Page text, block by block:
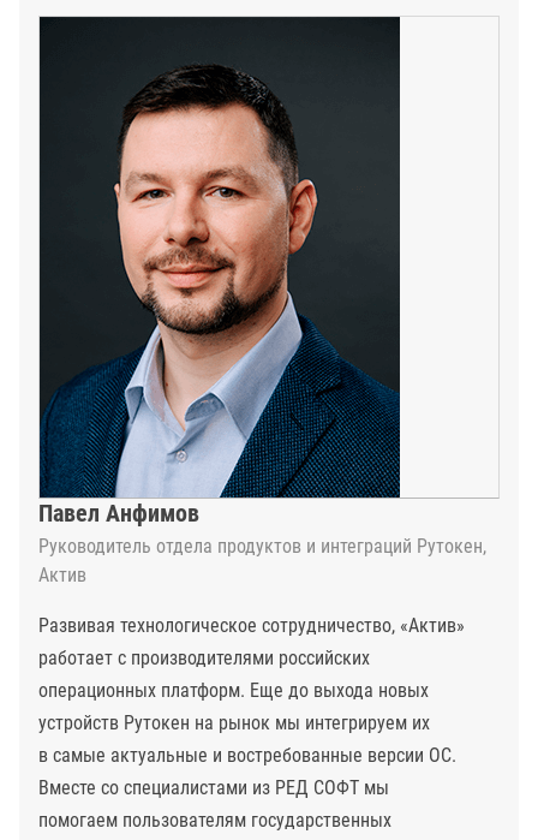
Павел Анфимов
Руководитель отдела продуктов и интеграций Рутокен,
Актив
Развивая технологическое сотрудничество, «Актив»
работает с производителями российских
операционных платформ. Еще до выхода новых
устройств Рутокен на рынок мы интегрируем их
в самые актуальные и востребованные версии ОС.
Вместе со специалистами из РЕД СОФТ мы
помогаем пользователям государственных